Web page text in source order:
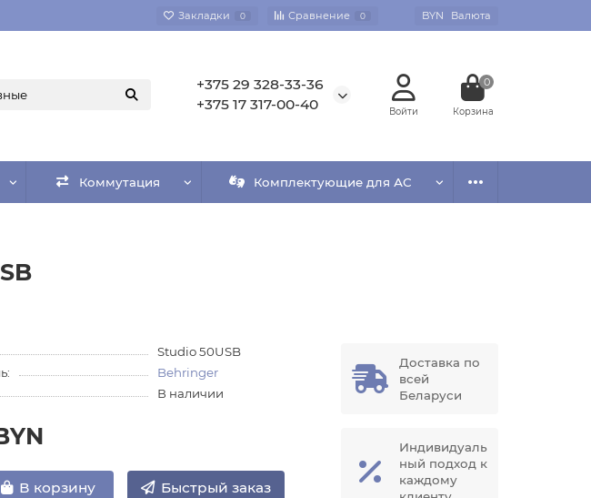
Закладки 0 Сравнение 0 BYN Валюта
+375 29 328-33-36
+375 17 317-00-40
0
Коммутация Комплектующие для АС
Studio 50USB
Behringer
В наличии
В корзину Быстрый заказ
Доставка по
всей
Беларуси
Индивидуаль
ный подход к
каждому